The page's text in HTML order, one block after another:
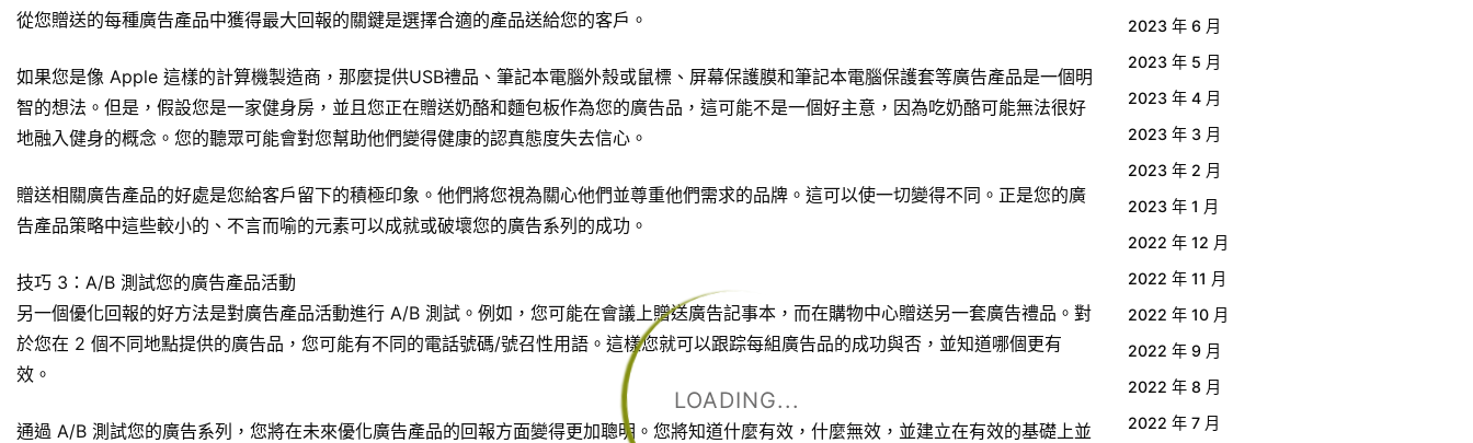
LOADING...
從您贈送的每種廣告產品中獲得最大回報的關鍵是選擇合適的產品送給您的客戶。
如果您是像 Apple 這樣的計算機製造商，那麼提供USB禮品 、筆記本電腦外殼或鼠標、屏幕保護膜和筆記本電腦保護套等廣告產品是一個明
智的想法。但是，假設您是一家健身房，並且您正在贈送奶酪和麵包板作為您的廣告品，這可能不是一個好主意，因為吃奶酪可能無法很好
地融入健身的概念。您的聽眾可能會對您幫助他們變得健康的認真態度失去信心。
贈送相關廣告產品的好處是您給客戶留下的積極印象。他們將您視為關心他們並尊重他們需求的品牌。這可以使一切變得不同。正是您的廣
告產品策略中這些較小的、不言而喻的元素可以成就或破壞您的廣告系列的成功。
技巧 3：A/B 測試您的廣告產品活動
另一個優化回報的好方法是對廣告產品活動進行 A/B 測試。例如，您可能在會議上贈送廣告記事本 ，而在購物中心贈送另一套廣告禮品。對
於您在 2 個不同地點提供的廣告品，您可能有不同的電話號碼/號召性用語。這樣您就可以跟踪每組廣告品的成功與否，並知道哪個更有
效。
通過 A/B 測試您的廣告系列，您將在未來優化廣告產品的回報方面變得更加聰明。您將知道什麼有效，什麼無效，並建立在有效的基礎上並
2023 年 6 月
2023 年 5 月
2023 年 4 月
2023 年 3 月
2023 年 2 月
2023 年 1 月
2022 年 12 月
2022 年 11 月
2022 年 10 月
2022 年 9 月
2022 年 8 月
2022 年 7 月